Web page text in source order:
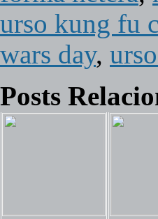
urso kung fu
wars day,
Posts